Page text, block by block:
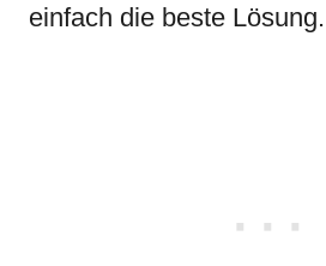
einfach die beste Lösung.